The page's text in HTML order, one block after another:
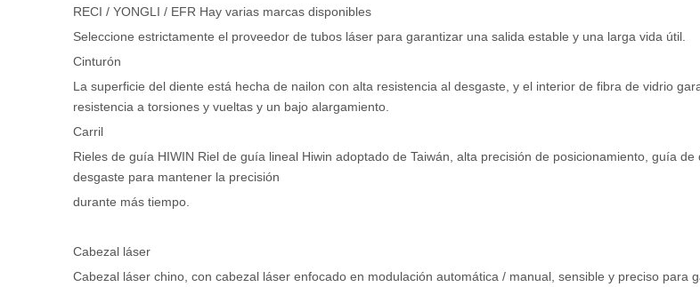
RECI / YONGLI / EFR Hay varias marcas disponibles
Seleccione estrictamente el proveedor de tubos láser para garantizar una salida estable y una larga vida útil.
Cinturón
La superficie del diente está hecha de nailon con alta resistencia al desgaste, y el interior de fibra de vidrio
resistencia a torsiones y vueltas y un bajo alargamiento.
Carril
Rieles de guía HIWIN Riel de guía lineal Hiwin adoptado de Taiwán, alta precisión de posicionamiento, guía
desgaste para mantener la precisión
durante más tiempo.
Cabezal láser
Cabezal láser chino, con cabezal láser enfocado en modulación automática / manual, sensible y preciso para